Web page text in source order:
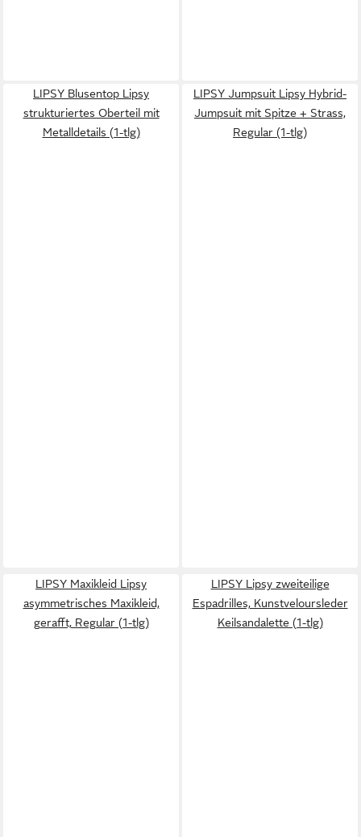
LIPSY Blusentop Lipsy
strukturiertes Oberteil mit
Metalldetails (1-tlg)
LIPSY Jumpsuit Lipsy Hybrid-
Jumpsuit mit Spitze + Strass,
Regular (1-tlg)
LIPSY Maxikleid Lipsy
asymmetrisches Maxikleid,
gerafft, Regular (1-tlg)
LIPSY Lipsy zweiteilige
Espadrilles, Kunstveloursleder
Keilsandalette (1-tlg)